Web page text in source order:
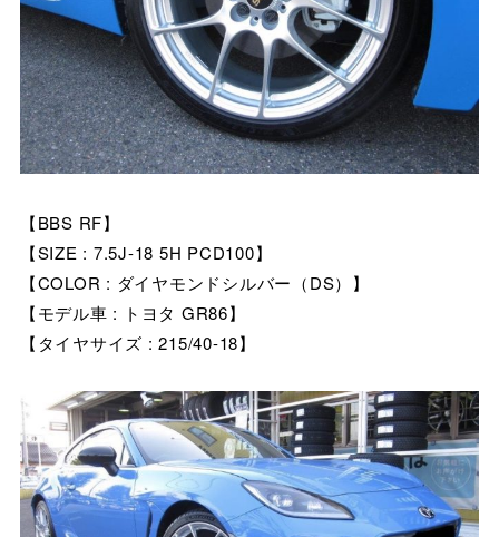
【BBS RF】
【SIZE : 7.5J-18 5H PCD100】
【COLOR : ダイヤモンドシルバー（DS）】
【モデル車 : トヨタ GR86】
【タイヤサイズ : 215/40-18】